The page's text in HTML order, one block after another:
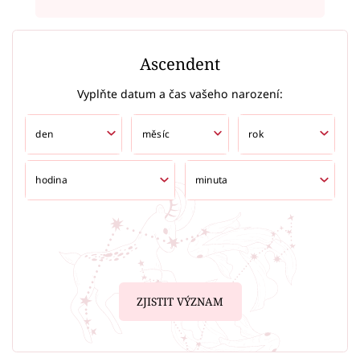
Ascendent
Vyplňte datum a čas vašeho narození:
ZJISTIT VÝZNAM